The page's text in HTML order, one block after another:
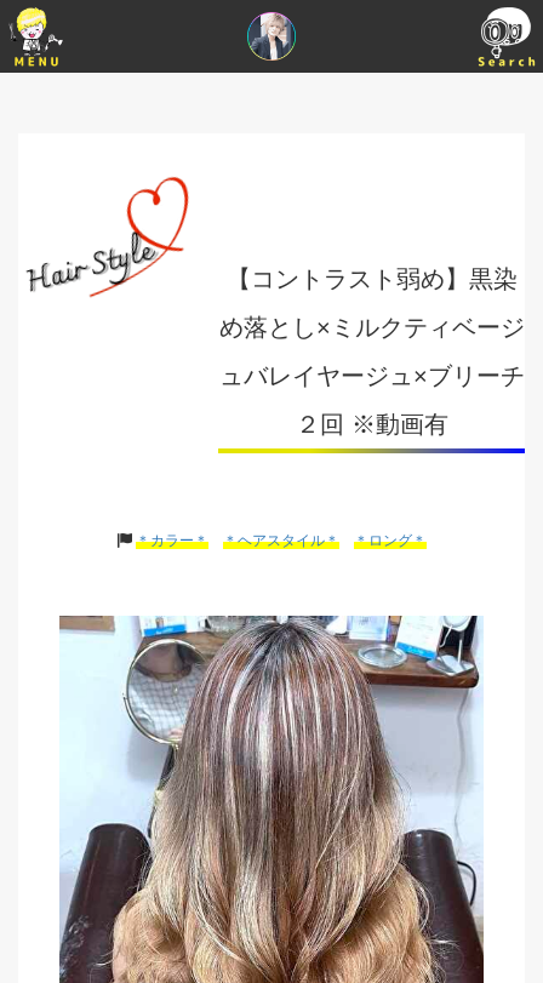
【コントラスト弱め】黒染
め落とし×ミルクティベージ
ュバレイヤージュ×ブリーチ
２回 ※動画有
＊カラー＊ ＊ヘアスタイル＊ ＊ロング＊